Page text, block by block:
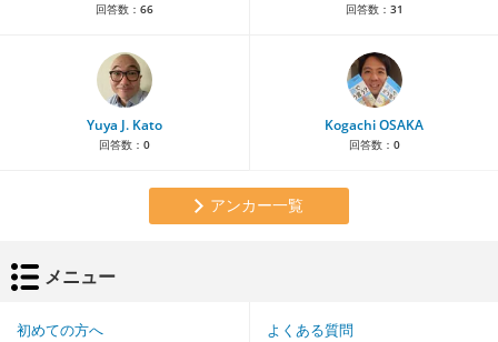
回答数： 66 回答数： 31
Yuya J. Kato
回答数： 0
Kogachi OSAKA
回答数： 0
アンカー一覧
メニュー
初めての方へ よくある質問